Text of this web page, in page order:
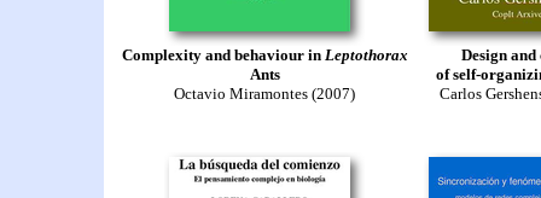
Complexity and behaviour in Leptothorax
Ants
Octavio Miramontes (2007)
Design
of self-
Carlos